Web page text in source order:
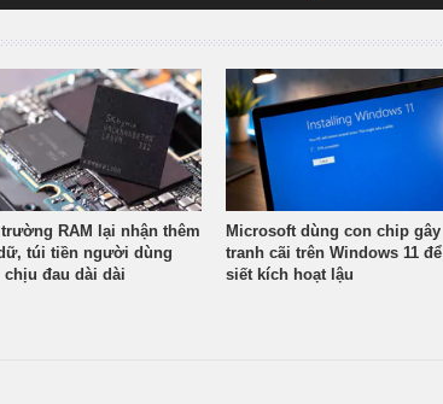
RAM lại nhận thêm
túi tiền người dùng
chịu đau dài dài
Microsoft dùng con chip gây
tranh cãi trên Windows 11 để
siết kích hoạt lậu